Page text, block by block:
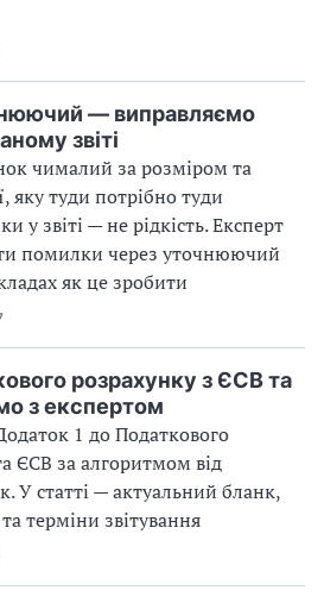
— виправляємо
звіті
чималий за розміром та
яку туди потрібно туди
у звіті — не рідкість. Експерт
помилки через уточнюючий
як це зробити
розрахунку з ЄСВ та
з експертом
1 до Податкового
ЄСВ за алгоритмом від
У статті — актуальний бланк,
терміни звітування